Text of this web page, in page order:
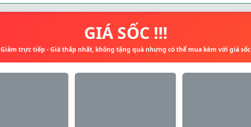
GIÁ SỐC !!!
Giảm trực tiếp - Giá thấp nhất, không tặng quà nhưng có thể mua kèm với giá sốc